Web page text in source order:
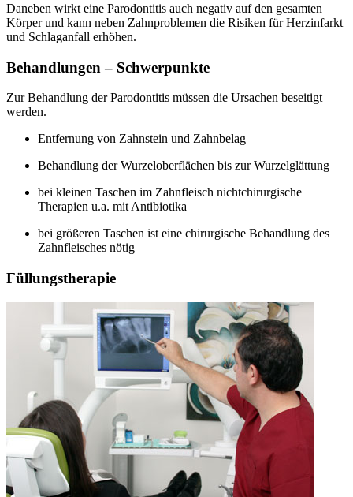
Daneben wirkt eine Parodontitis auch negativ auf den gesamten
Körper und kann neben Zahnproblemen die Risiken für Herzinfarkt
und Schlaganfall erhöhen.
Behandlungen – Schwerpunkte
Zur Behandlung der Parodontitis müssen die Ursachen beseitigt
werden.
Entfernung von Zahnstein und Zahnbelag
Behandlung der Wurzeloberflächen bis zur Wurzelglättung
bei kleinen Taschen im Zahnfleisch nichtchirurgische
Therapien u.a. mit Antibiotika
bei größeren Taschen ist eine chirurgische Behandlung des
Zahnfleisches nötig
Füllungstherapie